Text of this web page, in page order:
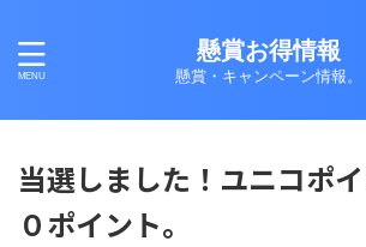
懸賞お得情報
懸賞・キャンペーン情報。
当選しました！ユニコポ
０ポイント。